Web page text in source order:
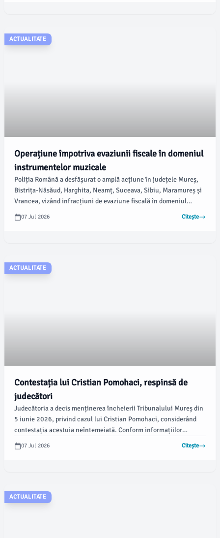
ACTUALITATE
Operațiune împotriva evaziunii fiscale în domeniul
instrumentelor muzicale
Poliția Română a desfășurat o amplă acțiune în județele Mureș,
Bistrița-Năsăud, Harghita, Neamț, Suceava, Sibiu, Maramureș și
Vrancea, vizând infracțiuni de evaziune fiscală în domeniul
fabricării și vânzării de instrumentelor muzicale. În cadrul
acestei anchete, au fost puse în aplicare 10 mandate de aducere.
07 Jul 2026 Citește
ACTUALITATE
Contestația lui Cristian Pomohaci, respinsă de
judecători
Judecătoria a decis menținerea încheierii Tribunalului Mureș din
5 iunie 2026, privind cazul lui Cristian Pomohaci, considerând
contestația acestuia neîntemeiată. Conform informațiilor
furnizate, Pomohaci a fost obligat să plătească 200 de lei cu titlu
de cheltuieli judiciare.
07 Jul 2026 Citește
ACTUALITATE